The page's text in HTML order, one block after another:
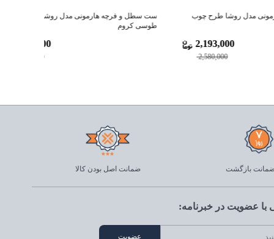
چوب
ست سطل و فرچه هارمونی مدل روشا طرح ماربل
ضمانت اصل بودن کالا
عضویت در خبرنامه: